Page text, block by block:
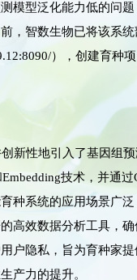
模型泛化能力低的问
，智数生物已将该系统
），创建育种
新性地引入了基因组
技术，并通过
种系统的应用场景广
高效数据分析工具，
户隐私，旨为育种家
产力的提升。